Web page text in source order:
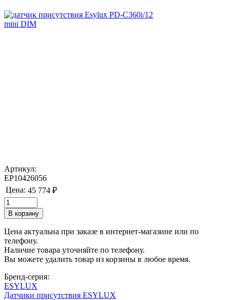
Артикул:
EP10426056
Цена: 45 774 ₽
Цена актуальна при заказе в интернет-магазине или по
телефону.
Наличие товара уточняйте по телефону.
Вы можете удалить товар из корзины в любое время.
Бренд-серия:
ESYLUX
Датчики присутствия ESYLUX